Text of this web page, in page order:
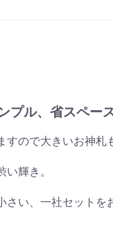
プル、省スペー
ので大きいお神札
輝き。
さい、一社セットを